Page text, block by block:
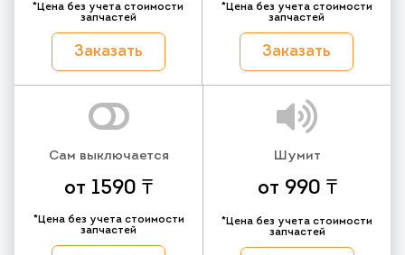
*Цена без учета стоимости
запчастей
Заказать
*Цена без учета стоимости
запчастей
Заказать
Сам выключается
от 1590 ₸
*Цена без учета стоимости
запчастей
Шумит
от 990 ₸
*Цена без учета стоимости
запчастей